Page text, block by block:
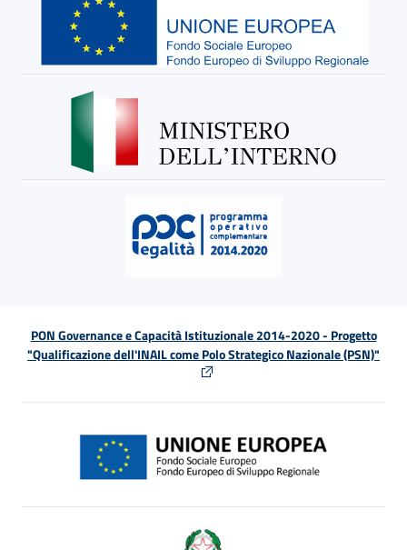
PON Governance e Capacità Istituzionale 2014-2020 - Progetto
"Qualificazione dell'INAIL come Polo Strategico Nazionale (PSN)"